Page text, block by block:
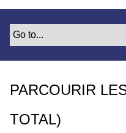
t
PARCOURIR
TOTAL)